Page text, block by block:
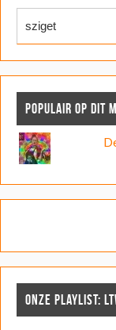
POPULAIR OP DIT
ONZE PLAYLIST: